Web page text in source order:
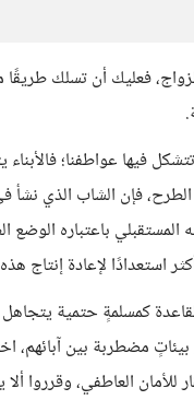
فعليك أن تسلك
فيها عواطفنا؛
فإن الشاب الذي نشأ
باعتباره الوضع
استعدادًا لإعادة إنتاج
كمسلمةٍ حتمية
مضطربة بين آبائهم،
للأمان العاطفي، وقرروا